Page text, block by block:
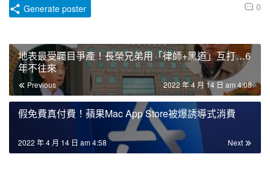
0
Generate poster
地表最受矚目爭產！長榮兄弟用「律師+黑道」互打…6
年不往來
Previous 2022 年 4 月 14 日 am 4:08
假免費真付費！蘋果Mac App Store被爆誘導式消費
Next
2022 年 4 月 14 日 am 4:58